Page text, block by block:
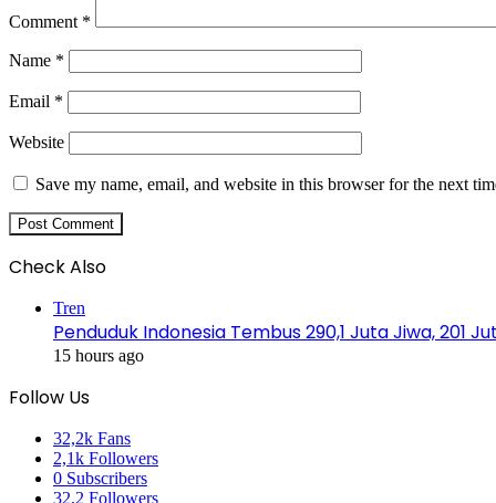
Comment *
Name *
Email *
Website
Save my name, email, and website in this browser for the next
Check Also
Tren
Penduduk Indonesia Tembus 290,1 Juta Jiwa, 201
15 hours ago
Follow Us
32,2k Fans
2,1k Followers
0 Subscribers
32,2 Followers